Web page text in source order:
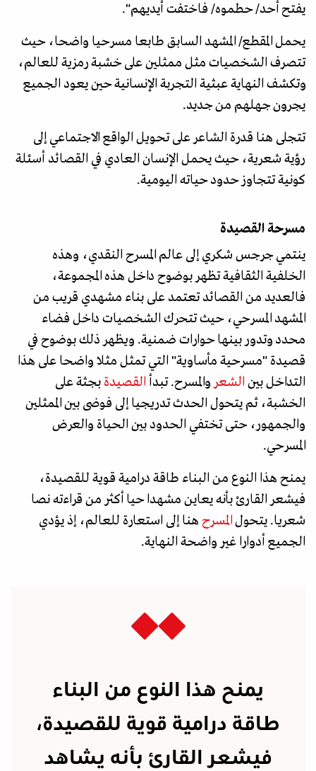
يفتح أحد/ حطموه/ فاختفت أيديهم".
يحمل المقطع/ المشهد السابق طابعا مسرحيا واضحا، حيث
تتصرف الشخصيات مثل ممثلين على خشبة رمزية للعالم،
وتكشف النهاية عبثية التجربة الإنسانية حين يعود الجميع
يجرون جهلهم من جديد.
تتجلى هنا قدرة الشاعر على تحويل الواقع الاجتماعي إلى
رؤية شعرية، حيث يحمل الإنسان العادي في القصائد أسئلة
كونية تتجاوز حدود حياته اليومية.
مسرحة القصيدة
ينتمي جرجس شكري إلى عالم المسرح النقدي، وهذه
الخلفية الثقافية تظهر بوضوح داخل هذه المجموعة،
فالعديد من القصائد تعتمد على بناء مشهدي قريب من
المشهد المسرحي، حيث تتحرك الشخصيات داخل فضاء
محدد وتدور بينها حوارات ضمنية. ويظهر ذلك بوضوح في
قصيدة "مسرحية مأساوية" التي تمثل مثلا واضحا على هذا
التداخل بين الشعروالمسرح. تبدأ القصيدة بجثة على
الخشبة، ثم يتحول الحدث تدريجيا إلى فوضى بين الممثلين
والجمهور، حتى تختفي الحدود بين الحياة والعرض
المسرحي.
يمنح هذا النوع من البناء طاقة درامية قوية للقصيدة،
فيشعر القارئ بأنه يعاين مشهدا حيا أكثر من قراءته نصا
شعريا. يتحولالمسرح هنا إلى استعارة للعالم، إذ يؤدي
الجميع أدوارا غير واضحة النهاية.
يمنح هذا النوع من البناء
طاقة درامية قوية للقصيدة،
فيشعر القارئ بأنه يشاهد